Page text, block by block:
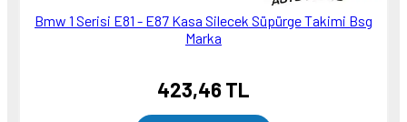
Bmw 1 Serisi E81 - E87 Kasa Silecek Süpürge Takimi Bsg
Marka
423,46 TL